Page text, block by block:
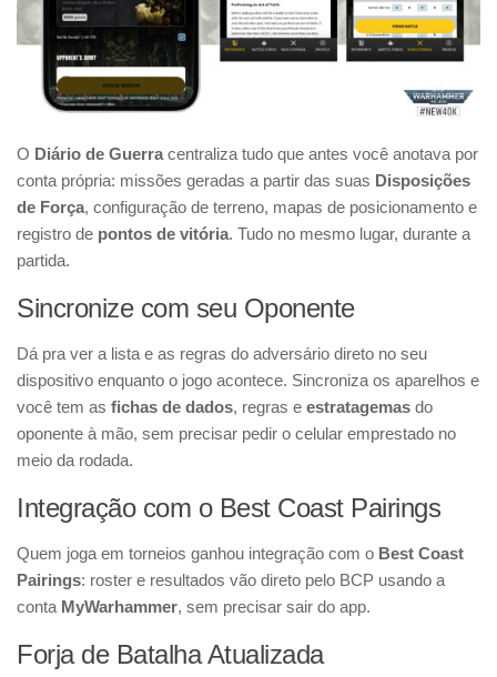
O Diário de Guerra centraliza tudo que antes você anotava por
conta própria: missões geradas a partir das suas Disposições
de Força, configuração de terreno, mapas de posicionamento e
registro de pontos de vitória. Tudo no mesmo lugar, durante a
partida.
Sincronize com seu Oponente
Dá pra ver a lista e as regras do adversário direto no seu
dispositivo enquanto o jogo acontece. Sincroniza os aparelhos e
você tem as fichas de dados, regras e estratagemas do
oponente à mão, sem precisar pedir o celular emprestado no
meio da rodada.
Integração com o Best Coast Pairings
Quem joga em torneios ganhou integração com o Best Coast
Pairings: roster e resultados vão direto pelo BCP usando a
conta MyWarhammer, sem precisar sair do app.
Forja de Batalha Atualizada